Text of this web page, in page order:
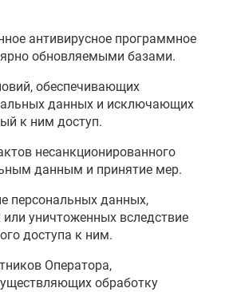
антивирусное программное
обновляемыми базами.
обеспечивающих
данных и исключающих
к ним доступ.
несанкционированного
данным и принятие мер.
персональных данных,
уничтоженных вследствие
доступа к ним.
Оператора,
обработку